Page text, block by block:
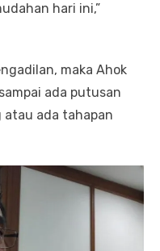
hari ini,”
maka Ahok
ada putusan
atau ada tahapan